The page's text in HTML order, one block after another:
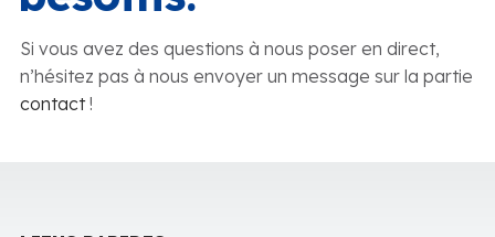
Si vous avez des questions à nous poser en direct,
n’hésitez pas à nous envoyer un message sur la partie
contact!